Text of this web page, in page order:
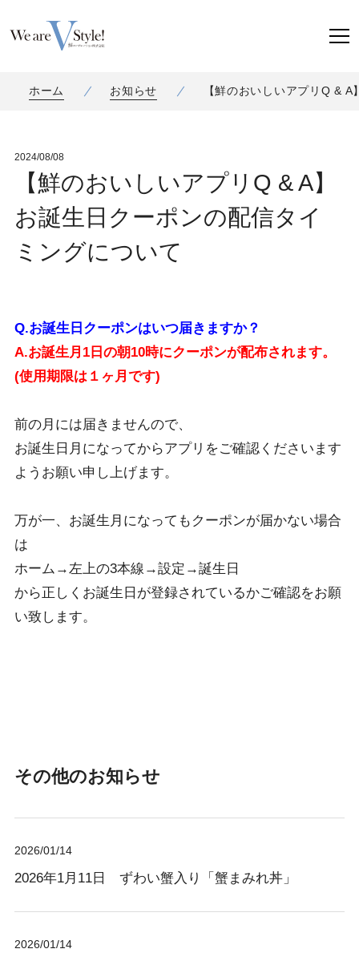
ホーム お知らせ 【鮮のおいしいアプリQ &
2024/08/08
【鮮のおいしいアプリQ & A】
お誕生日クーポンの配信タイ
ミングについて
Q.お誕生日クーポンはいつ届きますか？
A.お誕生月 1日の朝10時にクーポンが配布されます。
(使用期限は１ヶ月です)
前の月には届きませんので、
お誕生日月になってからアプリをご確認くださいます
ようお願い申し上げます。
万が一、お誕生月になってもクーポンが届かない場合
は
ホーム→左上の3本線→設定→誕生日
から正しくお誕生日が登録されているかご確認をお願
い致します。
その他のお知らせ
2026/01/14
2026年1月11日 ずわい蟹入り「蟹まみれ丼」
2026/01/14